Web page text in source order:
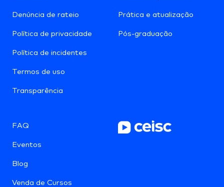
Denúncia de rateio
Política de privacidade
Política de incidentes
Termos de uso
Transparência
Prática e atualização
Pós-graduação
FAQ
Eventos
Blog
Venda de Cursos